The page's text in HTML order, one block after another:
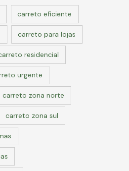
carreto eficiente
carreto para lojas
residencial
urgente
carreto zona norte
carreto zona sul